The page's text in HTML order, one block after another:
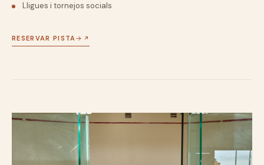
Lligues i tornejos socials
RESERVAR PISTA→